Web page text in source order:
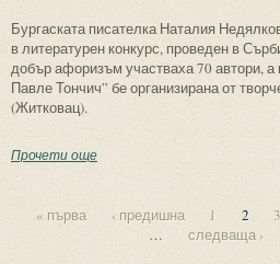
Бургаската писателка Наталия
в литературен конкурс, проведен в
добър афоризъм участваха 70 автори, а
Павле Тончич” бе организирана от
(Житковац).
Прочети още
« първа ‹ предишна 1 2 3
…
следваща ›